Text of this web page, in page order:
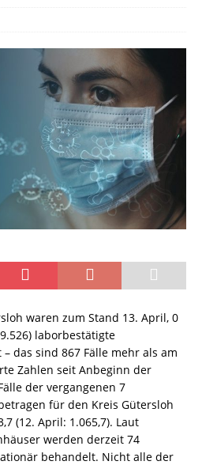
waren zum Stand 13. April, 0
laborbestätigte
das sind 867 Fälle mehr als am
Zahlen seit Anbeginn der
der vergangenen 7
für den Kreis Gütersloh
(12. April: 1.065,7). Laut
werden derzeit 74
behandelt. Nicht alle der